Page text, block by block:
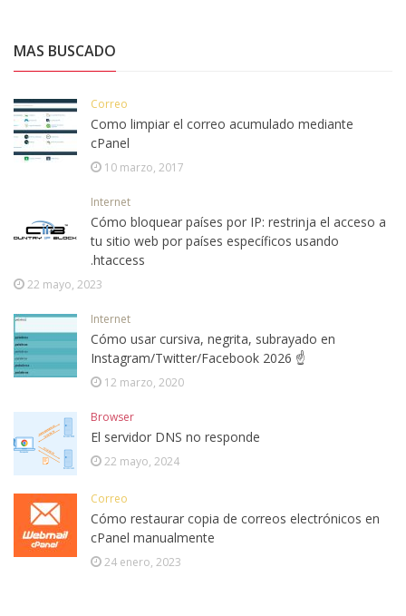
MAS BUSCADO
Correo
Como limpiar el correo acumulado mediante
cPanel
10 marzo, 2017
Internet
Cómo bloquear países por IP: restrinja el acceso a
tu sitio web por países específicos usando
.htaccess
22 mayo, 2023
Internet
Cómo usar cursiva, negrita, subrayado en
Instagram/Twitter/Facebook 2026 ☝
12 marzo, 2020
Browser
El servidor DNS no responde
22 mayo, 2024
Correo
Cómo restaurar copia de correos electrónicos en
cPanel manualmente
24 enero, 2023